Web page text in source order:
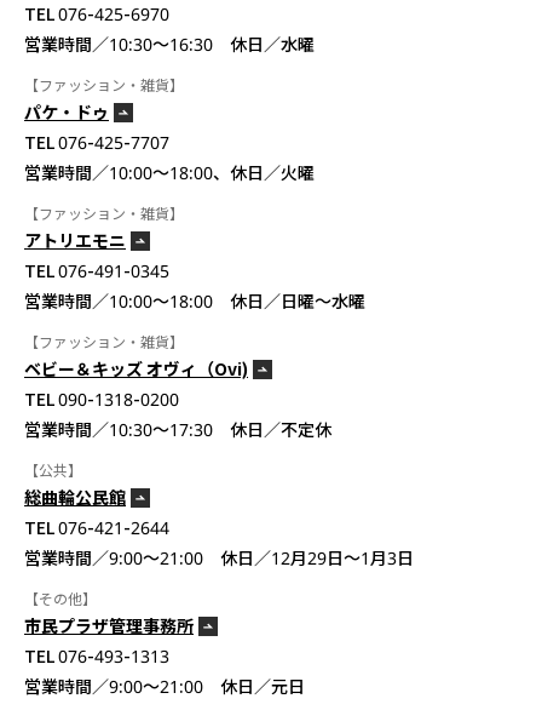
TEL 076-425-6970
営業時間／10:30〜16:30 休日／水曜
【ファッション・雑貨】
パケ・ドゥ
TEL 076-425-7707
営業時間／10:00〜18:00、休日／火曜
【ファッション・雑貨】
アトリエモニ
TEL 076-491-0345
営業時間／10:00〜18:00 休日／日曜～水曜
【ファッション・雑貨】
ベビー＆キッズ オヴィ（Ovi)
TEL 090-1318-0200
営業時間／10:30～17:30 休日／不定休
【公共】
総曲輪公民館
TEL 076-421-2644
営業時間／9:00〜21:00 休日／12月29日〜1月3日
【その他】
市民プラザ管理事務所
TEL 076-493-1313
営業時間／9:00〜21:00 休日／元日